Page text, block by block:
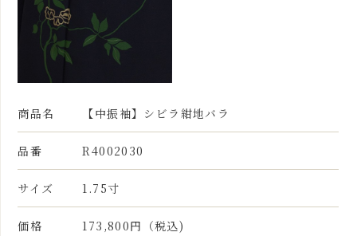
商品名 【中振袖】シビラ紺地バラ
品番 R4002030
サイズ 1.75寸
価格 173,800円（税込)